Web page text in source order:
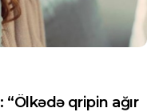
qripin ağır